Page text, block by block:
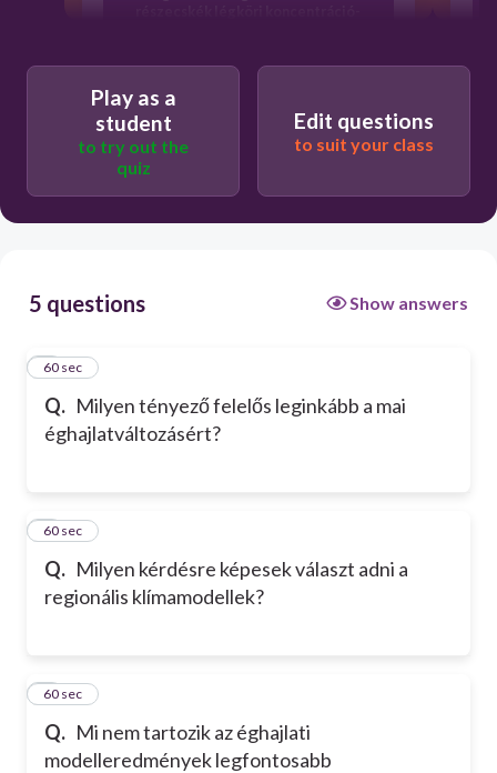
Play as a
student
to try out the
quiz
Edit questions
to suit your class
5 questions Show answers
Q. Milyen tényező felelős leginkább a mai
éghajlatváltozásért?
160 sec
Q. Milyen kérdésre képesek választ adni a
regionális klímamodellek?
260 sec
Q. Mi nem tartozik az éghajlati
modelleredmények legfontosabb
360 sec